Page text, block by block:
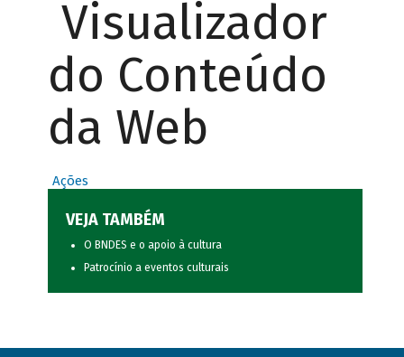
Visualizador
do Conteúdo
da Web
Ações
VEJA TAMBÉM
O BNDES e o apoio à cultura
Patrocínio a eventos culturais